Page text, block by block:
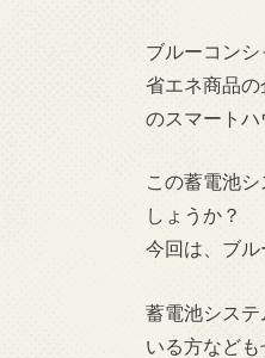
ブルーコン
省エネ商品
のスマートハ
この蓄電池
しょうか？
今回は、ブル
蓄電池シス
いる方なども